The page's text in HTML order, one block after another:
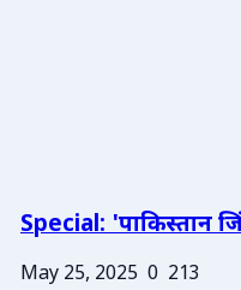
Special: 'पाकिस्तान
May 25, 2025 0 213